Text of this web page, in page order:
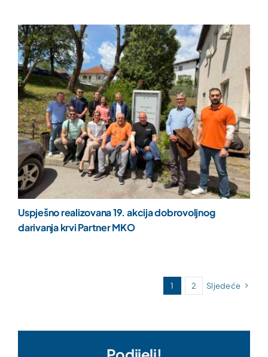
Uspješno realizovana 19. akcija dobrovoljnog
darivanja krvi Partner MKO
1 2 Sljedeće